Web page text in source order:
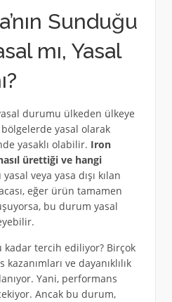
Sunduğu
mı, Yasal
durumu ülkeden ülkeye
yasal olarak
yasaklı olabilir. Iron
ürettiği ve hangi
veya yasa dışı kılan
eğer ürün tamamen
bu durum yasal
kadar tercih ediliyor? Birçok
ve dayanıklılık
Yani, performans
Ancak bu durum,